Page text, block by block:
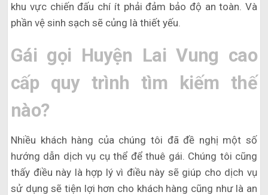
khu vực chiến đấu chí ít phải đảm bảo độ an toàn. Và
phần vệ sinh sạch sẽ củng là thiết yếu.
Gái gọi Huyện Lai Vung cao
cấp quy trình tìm kiếm thế
nào?
Nhiều khách hàng của chúng tôi đã đề nghị một số
hướng dẫn dịch vụ cụ thể để thuê gái. Chúng tôi cũng
thấy điều này là hợp lý vì điều này sẽ giúp cho dịch vụ
sử dụng sẽ tiện lợi hơn cho khách hàng cũng như là an